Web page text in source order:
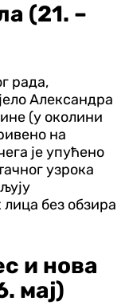
(21. –
рада,
Александра
(у околини
на
је упућено
узрока
без обзира
и нова
мај)